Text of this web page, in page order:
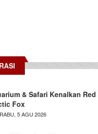
& Safari Kenalkan Red
Fox
5 AGU 2026